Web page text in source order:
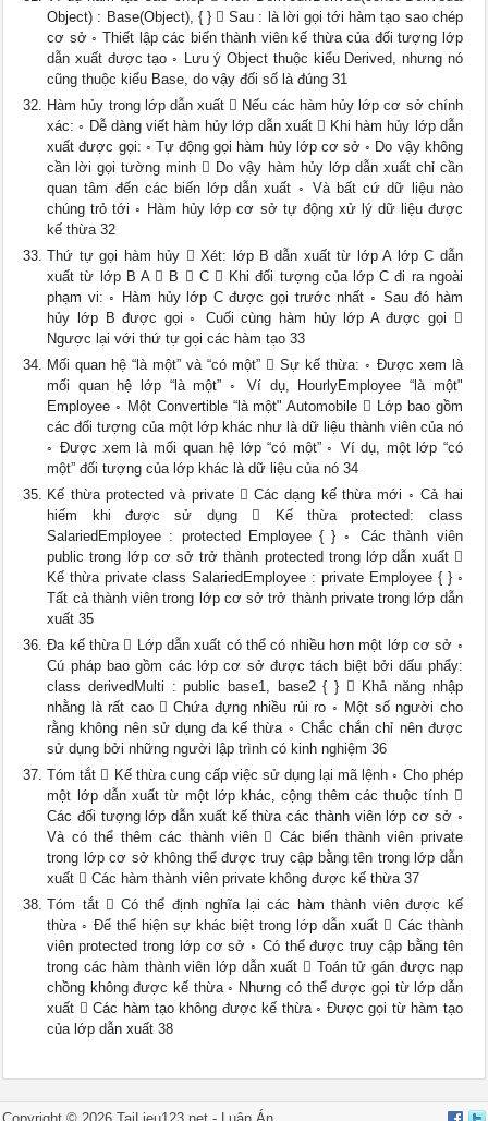
Object) : Base(Object), { }  Sau : là lời gọi tới hàm tạo sao chép
cơ sở ◦ Thiết lập các biến thành viên kế thừa của đối tượng lớp
dẫn xuất được tạo ◦ Lưu ý Object thuộc kiểu Derived, nhưng nó
cũng thuộc kiểu Base, do vậy đối số là đúng 31
Hàm hủy trong lớp dẫn xuất  Nếu các hàm hủy lớp cơ sở chính
xác: ◦ Dễ dàng viết hàm hủy lớp dẫn xuất  Khi hàm hủy lớp dẫn
xuất được gọi: ◦ Tự động gọi hàm hủy lớp cơ sở ◦ Do vậy không
cần lời gọi tường minh  Do vậy hàm hủy lớp dẫn xuất chỉ cần
quan tâm đến các biến lớp dẫn xuất ◦ Và bất cứ dữ liệu nào
chúng trỏ tới ◦ Hàm hủy lớp cơ sở tự động xử lý dữ liệu được
kế thừa 32
Thứ tự gọi hàm hủy  Xét: lớp B dẫn xuất từ lớp A lớp C dẫn
xuất từ lớp B A  B  C  Khi đối tượng của lớp C đi ra ngoài
phạm vi: ◦ Hàm hủy lớp C được gọi trước nhất ◦ Sau đó hàm
hủy lớp B được gọi ◦ Cuối cùng hàm hủy lớp A được gọi 
Ngược lại với thứ tự gọi các hàm tạo 33
Mối quan hệ “là một” và “có một”  Sự kế thừa: ◦ Được xem là
mối quan hệ lớp “là một” ◦ Ví dụ, HourlyEmployee “là một"
Employee ◦ Một Convertible “là một" Automobile  Lớp bao gồm
các đối tượng của một lớp khác như là dữ liệu thành viên của nó
◦ Được xem là mối quan hệ lớp “có một” ◦ Ví dụ, một lớp “có
một” đối tượng của lớp khác là dữ liệu của nó 34
Kế thừa protected và private  Các dạng kế thừa mới ◦ Cả hai
hiếm khi được sử dụng  Kế thừa protected: class
SalariedEmployee : protected Employee { } ◦ Các thành viên
public trong lớp cơ sở trở thành protected trong lớp dẫn xuất 
Kế thừa private class SalariedEmployee : private Employee { } ◦
Tất cả thành viên trong lớp cơ sở trở thành private trong lớp dẫn
xuất 35
Đa kế thừa  Lớp dẫn xuất có thể có nhiều hơn một lớp cơ sở ◦
Cú pháp bao gồm các lớp cơ sở được tách biệt bởi dấu phẩy:
class derivedMulti : public base1, base2 { }  Khả năng nhập
nhằng là rất cao  Chứa đựng nhiều rủi ro ◦ Một số người cho
rằng không nên sử dụng đa kế thừa ◦ Chắc chắn chỉ nên được
sử dụng bởi những người lập trình có kinh nghiệm 36
Tóm tắt  Kế thừa cung cấp việc sử dụng lại mã lệnh ◦ Cho phép
một lớp dẫn xuất từ một lớp khác, cộng thêm các thuộc tính 
Các đối tượng lớp dẫn xuất kế thừa các thành viên lớp cơ sở ◦
Và có thể thêm các thành viên  Các biến thành viên private
trong lớp cơ sở không thể được truy cập bằng tên trong lớp dẫn
xuất  Các hàm thành viên private không được kế thừa 37
Tóm tắt  Có thể định nghĩa lại các hàm thành viên được kế
thừa ◦ Để thể hiện sự khác biệt trong lớp dẫn xuất  Các thành
viên protected trong lớp cơ sở ◦ Có thể được truy cập bằng tên
trong các hàm thành viên lớp dẫn xuất  Toán tử gán được nạp
chồng không được kế thừa ◦ Nhưng có thể được gọi từ lớp dẫn
xuất  Các hàm tạo không được kế thừa ◦ Được gọi từ hàm tạo
của lớp dẫn xuất 38